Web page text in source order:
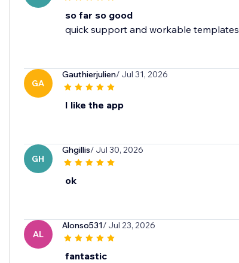
so far so good
quick support and workable templates
GA
Gauthierjulien/ Jul 31, 2026
I like the app
GH
Ghgillis/ Jul 30, 2026
ok
AL
Alonso531/ Jul 23, 2026
fantastic